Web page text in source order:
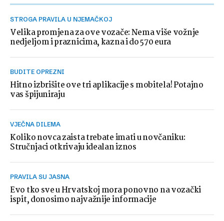
STROGA PRAVILA U NJEMAČKOJ
Velika promjena za ove vozače: Nema više vožnje
nedjeljom i praznicima, kazna i do 570 eura
BUDITE OPREZNI
Hitno izbrišite ove tri aplikacije s mobitela! Potajno
vas špijuniraju
VJEČNA DILEMA
Koliko novca zaista trebate imati u novčaniku:
Stručnjaci otkrivaju idealan iznos
PRAVILA SU JASNA
Evo tko sve u Hrvatskoj mora ponovno na vozački
ispit, donosimo najvažnije informacije